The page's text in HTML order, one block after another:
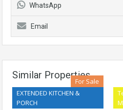
WhatsApp
Email
Similar Properties
EXTENDED KITCHEN &
PORCH
For Sale
[EXTENDED KITCHEN &
[